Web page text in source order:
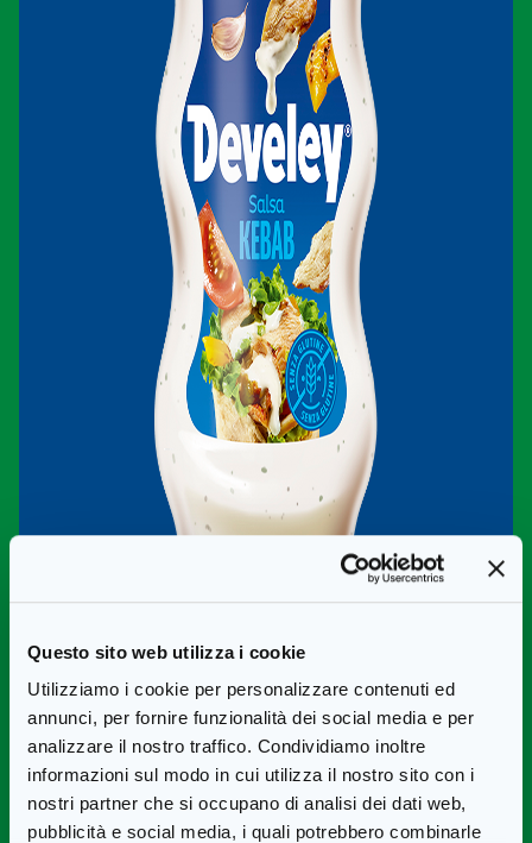
Questo sito web utilizza i cookie
Utilizziamo i cookie per personalizzare contenuti ed
annunci, per fornire funzionalità dei social media e per
analizzare il nostro traffico. Condividiamo inoltre
informazioni sul modo in cui utilizza il nostro sito con i
nostri partner che si occupano di analisi dei dati web,
pubblicità e social media, i quali potrebbero combinarle